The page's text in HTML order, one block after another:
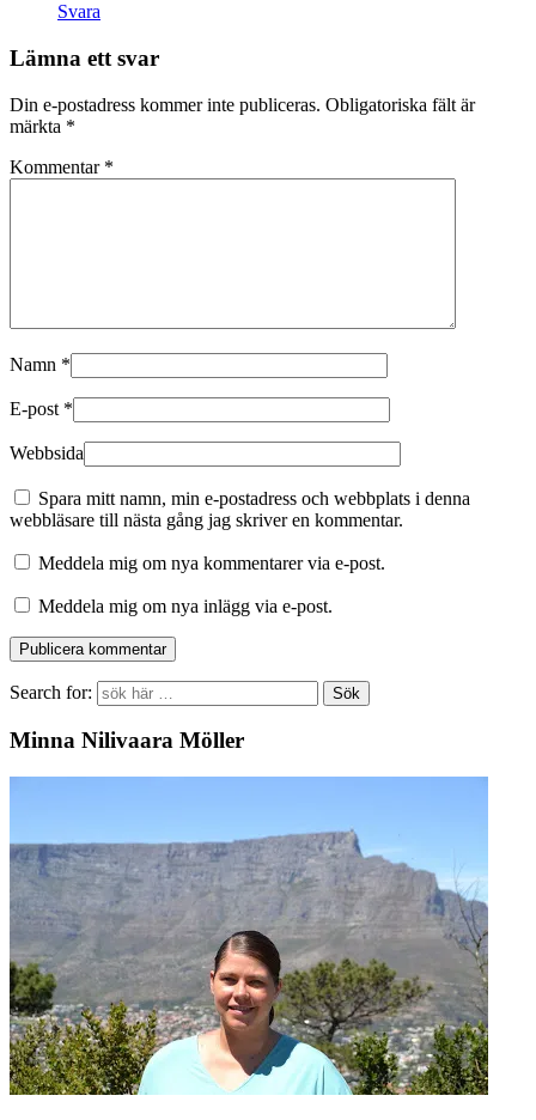
Svara
Lämna ett svar
Din e-postadress kommer inte publiceras. Obligatoriska fält är
märkta *
Kommentar *
Namn *
E-post *
Webbsida
Spara mitt namn, min e-postadress och webbplats i denna
webbläsare till nästa gång jag skriver en kommentar.
Meddela mig om nya kommentarer via e-post.
Meddela mig om nya inlägg via e-post.
Search for:
Minna Nilivaara Möller